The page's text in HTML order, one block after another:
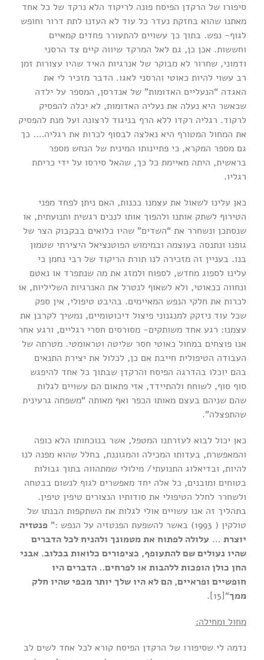
סיפורו של הרקדן הפיסח פונה לריקוד הלא נרקד של כל אחד
מאתנו שהוא בחזקת נעדר כל עוד לא העזנו לתת דרור וחופש
לגוף- נפש. בתוך כך עשויים להתעורר פחדים קמאיים
וחששות. אכן כן, גם לאל המרקד שיווה קיים צד הרסני
ודמוני, שחרור לא מבוקר של אנרגיות האיד שהיו עצורות זמן
רב עשוי להיות כאוטי והרסני לאגו. הדבר מזכיר לי את
האגדה “הנעליים האדומות” של אנדרסן, המספר על ילדה
שכאשר היא נעלה את נעליה האדומות, לא יכלה להפסיק
לרקוד. רגליה רקדו ללא הרף בניגוד לרצונה ועל מנת להפסיק
את המחול המטורף היא נאלצה לבסוף לכרות את רגליה…. כך
גם מספר המקרא, כי פתיינותו המינית של הנחש מספר
בראשית, היתה מאיימת כל כך, שהאל סירסו על ידי כריתת
רגליו.
כאן עלינו לשאול את עצמנו בכנות, האם ניתן לפחד מפני
הטירוף לשתק אותנו ולהפוך אותו לנכים רגשית ותנועתית, או
שנסתכן ונשחרר את “השדים” שהיו כלואים בבקבוק הצר של
גופנו ונתנסה בעוצמה ובמימוש הפוטנציאל היצירתי שטמון
בנו. בעניין זה מזכירה לנו תורת הריקוד של רבי נחמן כי
עלינו לספוג מחדש, לספוח ולמזג את מה שנתפרד או נאטם
ונחווה ככאוטי, ולא לשאוף לנטרל את האנרגיות השליליות, או
לכרות את חלקי הנפש המאיימים. בהיבט טיפולי, אין ספק
שכל עוד ניזקק למנגנוני פיצול דיכוטומיים, נמשיך לקרבן את
עצמנו: רגע אחד משותקים- מסורסים חסרי רגליים, ורגע אחר
אנו פוצחים במחול כאוטי חסר שליטה וטראומטי. מטרתה של
העבודה הטיפולית חייבת אם כן, לכלול את יצירת התנאים
בהם יוכלו בהדרגה הפיסח והרקדן שבתוך כל אחד להיפגש
סוף סוף, לשוחח ולהתיידד, אזי פתאום הם עשויים לגלות
שהם שניהם בעצם מאותו הכפר ואף מאותה “משפחה גרעינית
שהתפצלה”.
כאן יכול לבוא לעזרתנו המטפל, אשר בנוכחותו הלא כופה
והמאפשרת, בעדותו המכילה והמגוננת, בחלל שהוא מפנה לנו
להיות, ובדיאלוג התנועתי/ מילולי שמתהווה בתוך גבולות
בטוחים ומובנים, כל אלה יחד מאפשרים לגוף לנשום בבטחה
ולשחרר לחלל הטיפולי את סודותיו הנצורים טיפין טיפין.
בתהליך זה אנו עשויים אולי לגלות את השתקפות הבנתו של
טולקין ( 1993) באשר להשפעת הפנטזיה על הנפש :”
פנטזיה
יוצרת … עלולה לפתוח את מטמונך ולהניח לכל הדברים
שהיו נעולים שם להתעופף, כציפורים כלואות בכלוב. אבני
החן כולן הופכות ללהבות או לפרחים.. הדברים היו
חופשיים ופראיים, הם לא היו שלך יותר מכפי שהיו חלק
ממך“[15].
מחול ומחילה:
נדמה לי שסיפורו של הרקדן הפיסח קורא לכל אחד לשים לב